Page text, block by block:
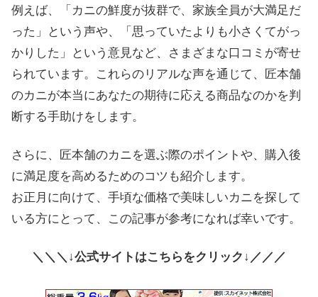
例えば、「カニの鮮度が抜群で、家族全員が大満足だ
った」という声や、「思っていたよりも小さくてがっ
かりした」という意見など、さまざまな口コミが寄せ
られています。これらのリアルな声を通じて、匠本舗
のカニが本当にあなたの期待に応える商品なのかを判
断する手助けをします。
さらに、匠本舗のカニを選ぶ際のポイントや、購入後
に満足度を高めるためのコツも紹介します。
お正月に向けて、手頃な価格で美味しいカニを探して
いる方にとって、この記事が参考になれば幸いです。
＼＼＼↓公式サイトはこちらをクリック↓／／／